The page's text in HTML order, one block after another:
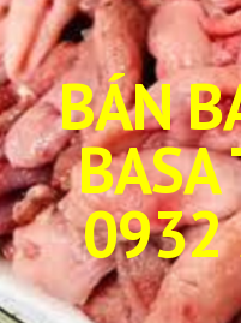
BÁN
0932